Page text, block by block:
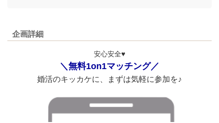
企画詳細
安心安全♥
＼無料1on1マッチング／
婚活のキッカケに、まずは気軽に参加を♪